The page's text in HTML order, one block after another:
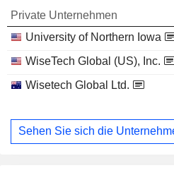
Private Unternehmen
University of Northern Iowa
WiseTech Global (US), Inc.
Wisetech Global Ltd.
Sehen Sie sich die